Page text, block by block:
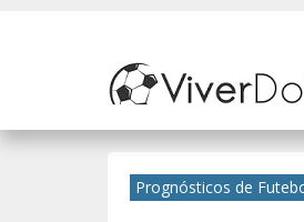
Prognósticos de